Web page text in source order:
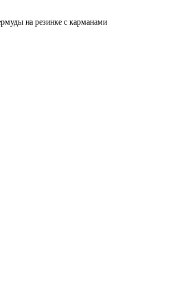
на резинке с карманами